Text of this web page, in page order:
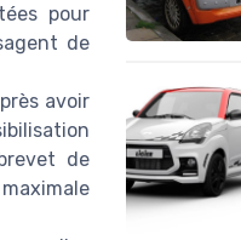
pour
de
avoir
de